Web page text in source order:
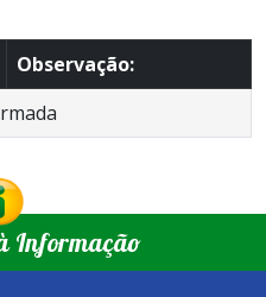
Observação:
à Informação